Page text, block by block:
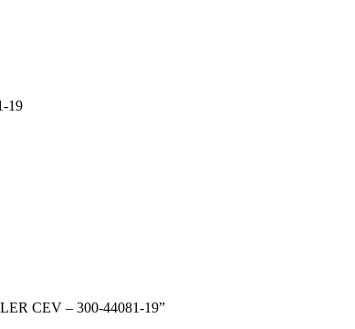
19
CEV – 300-44081-19”